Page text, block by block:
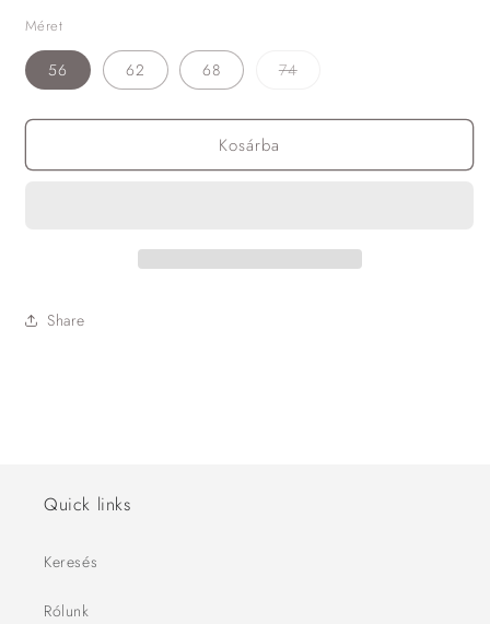
Méret
56 62 68 74A
vagy
Kosárba
Share
Quick links
Keresés
Rólunk